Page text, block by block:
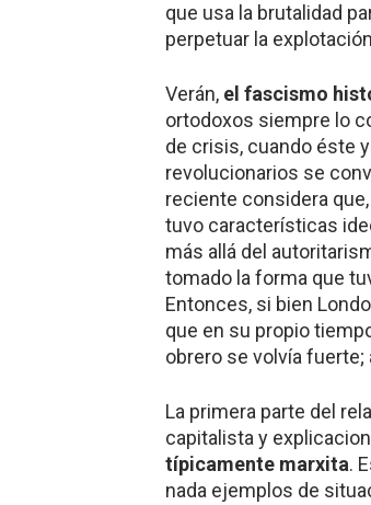
que usa la brutalidad
perpetuar la
Verán, el fascismo
ortodoxos siempre lo
de crisis, cuando éste
revolucionarios se
reciente considera
tuvo características
más allá del
tomado la forma que
Entonces, si bien
que en su propio
obrero se volvía fuerte;
La primera parte del
capitalista y
típicamente marxita.
nada ejemplos de